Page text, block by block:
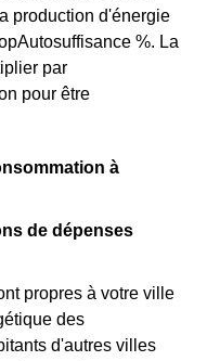
production d'énergie
%. La
par
pour être
à
de dépenses
propres à votre ville
des
d'autres villes